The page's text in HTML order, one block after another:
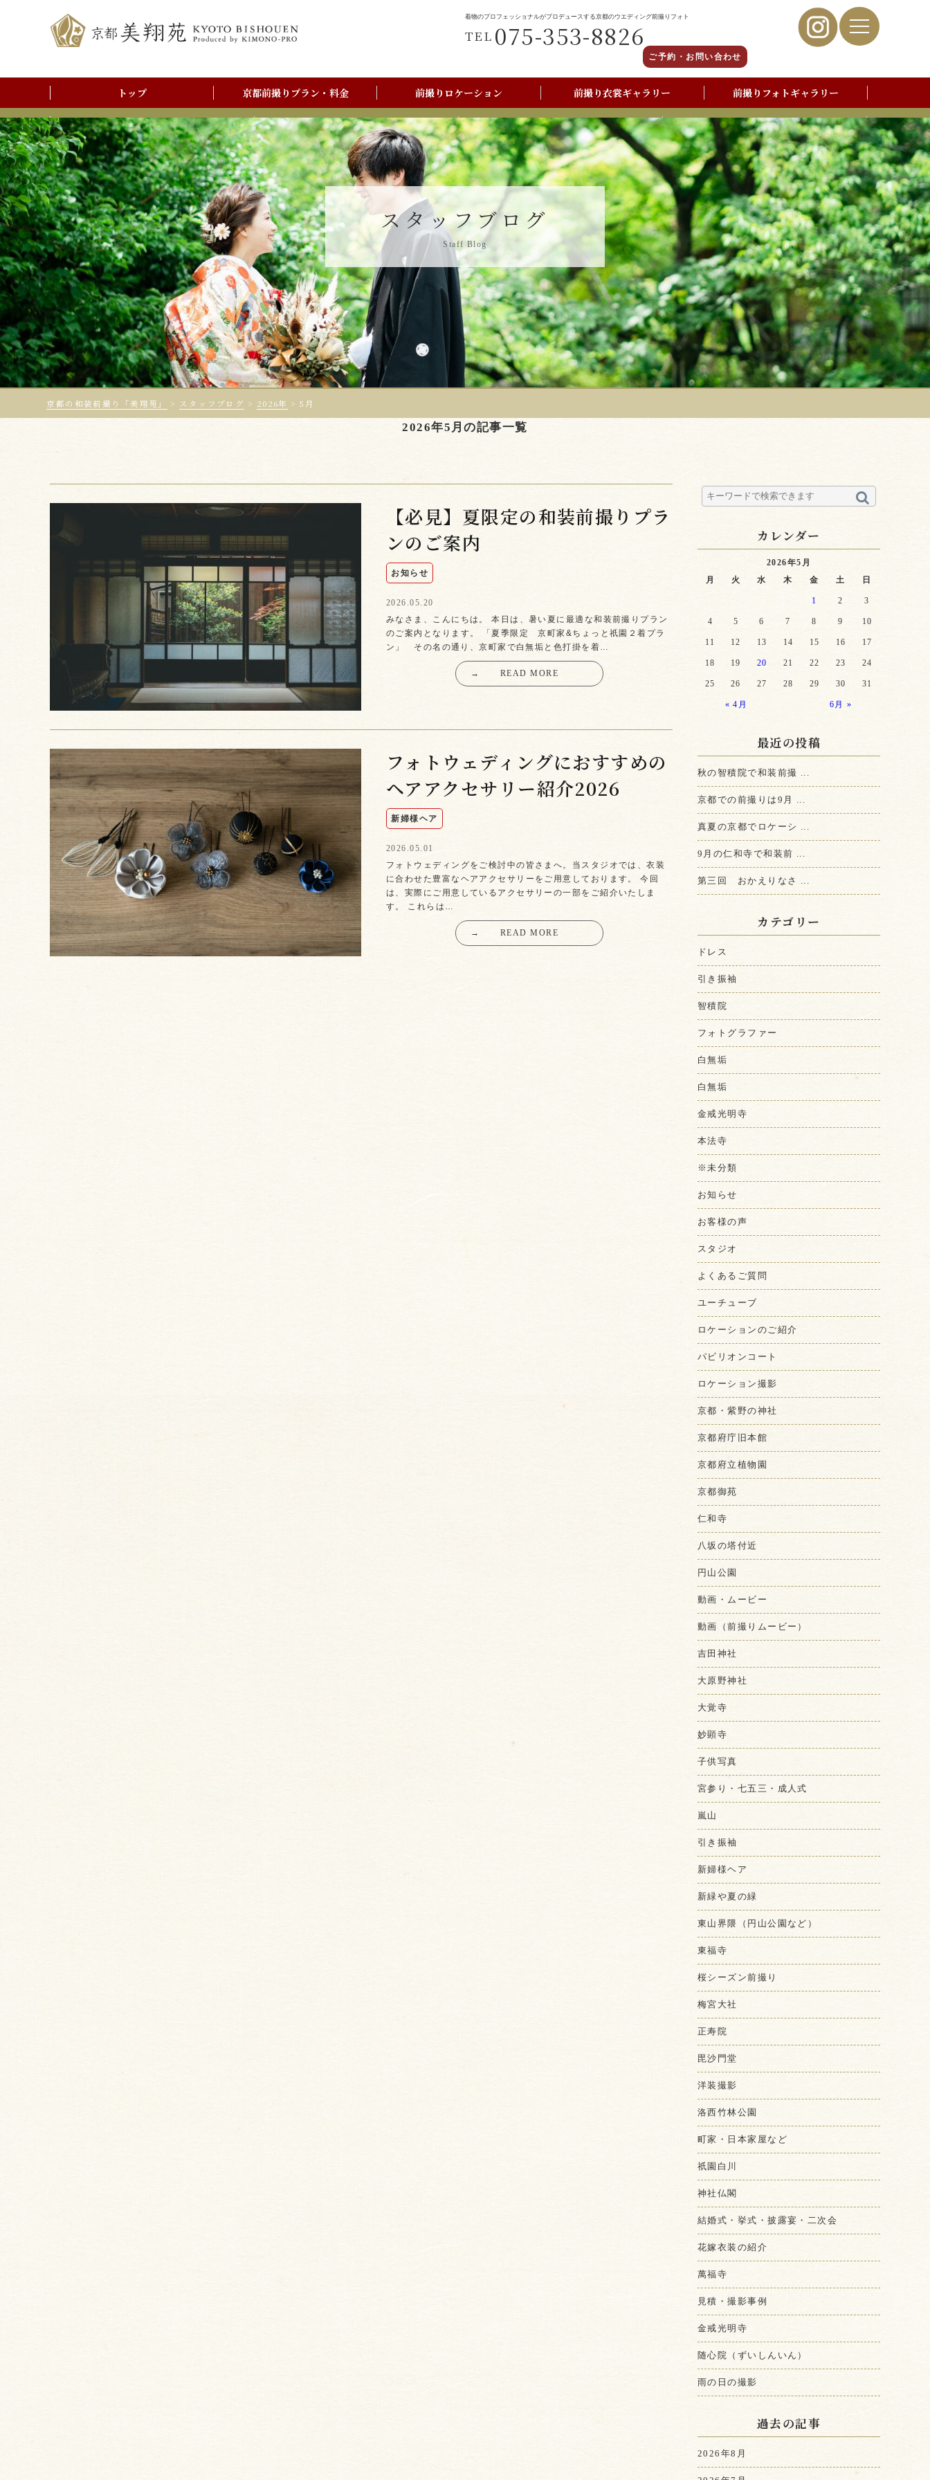
着物のプロフェッショナルがプロデュースする京都のウエディング前撮りフォト
TEL 075-353-8826
ご予約・お問い合わせ
トップ 京都前撮りプラン・料金 前撮りロケーション 前撮り衣裳ギャラリー 前撮りフォトギャラリー
前撮りアルバム 前撮りご利用の流れ 京都美翔苑店舗情報 写真撮影よくあるご質問
スタッフブログ
Staff Blog
京都の和装前撮り「美翔苑」 > スタッフブログ > 2026年 >5月
2026年5月の記事一覧
【必見】夏限定の和装前撮りプラ
ンのご案内
お知らせ
2026.05.20
みなさま、こんにちは。 本日は、暑い夏に最適な和装前撮りプラン
のご案内となります。 「夏季限定 京町家&ちょっと祇園２着プラ
ン」 その名の通り、京町家で白無垢と色打掛を着…
→ READ MORE
フォトウェディングにおすすめの
ヘアアクセサリー紹介2026
新婦様ヘア
2026.05.01
フォトウェディングをご検討中の皆さまへ。当スタジオでは、衣装
に合わせた豊富なヘアアクセサリーをご用意しております。 今回
は、実際にご用意しているアクセサリーの一部をご紹介いたしま
す。 これらは…
→ READ MORE
カレンダー
2026年5月
月
火 水 木 金 土 日
« 4月 6月 »
1 2 3
4 5 6 7 8 9 10
11 12 13 14 15 16 17
18 19 20 21 22 23 24
25 26 27 28 29 30 31
最近の投稿
秋の智積院で和装前撮 ...
京都での前撮りは9月 ...
真夏の京都でロケーシ ...
9月の仁和寺で和装前 ...
第三回 おかえりなさ ...
カテゴリー
ドレス
引き振袖
智積院
フォトグラファー
白無垢
白無垢
金戒光明寺
本法寺
※未分類
お知らせ
お客様の声
スタジオ
よくあるご質問
ユーチューブ
ロケーションのご紹介
パビリオンコート
ロケーション撮影
京都・紫野の神社
京都府庁旧本館
京都府立植物園
京都御苑
仁和寺
八坂の塔付近
円山公園
動画・ムービー
動画（前撮りムービー）
吉田神社
大原野神社
大覚寺
妙顕寺
子供写真
宮参り・七五三・成人式
嵐山
引き振袖
新婦様ヘア
新緑や夏の緑
東山界隈（円山公園など）
東福寺
桜シーズン前撮り
梅宮大社
正寿院
毘沙門堂
洋装撮影
洛西竹林公園
町家・日本家屋など
祇園白川
神社仏閣
結婚式・挙式・披露宴・二次会
花嫁衣装の紹介
萬福寺
見積・撮影事例
金戒光明寺
随心院（ずいしんいん）
雨の日の撮影
過去の記事
2026年8月